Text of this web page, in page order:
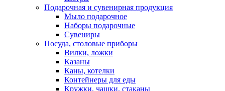
Подарочная и сувенирная продукция
Мыло подарочное
Наборы подарочные
Сувениры
Посуда, столовые приборы
Вилки, ложки
Казаны
Каны, котелки
Контейнеры для еды
Кружки, чашки, стаканы